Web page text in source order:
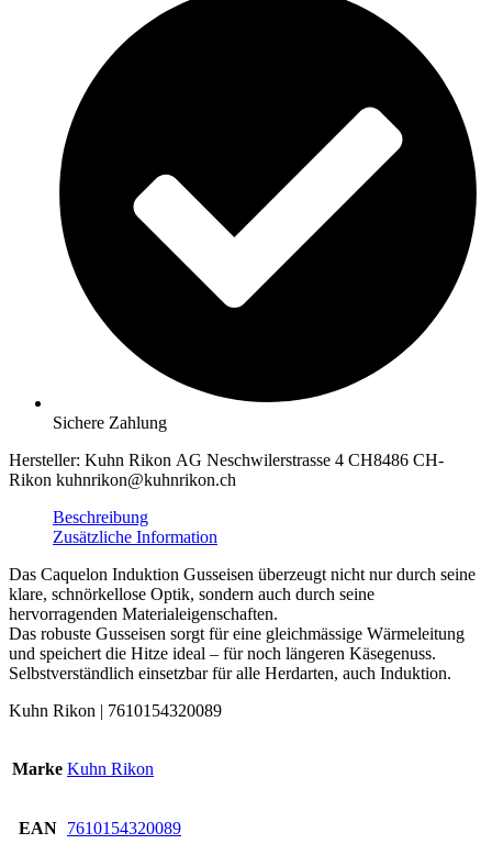
Sichere Zahlung
Hersteller: Kuhn Rikon AG Neschwilerstrasse 4 CH8486 CH-
Rikon kuhnrikon@kuhnrikon.ch
Beschreibung
Zusätzliche Information
Das Caquelon Induktion Gusseisen überzeugt nicht nur durch seine
klare, schnörkellose Optik, sondern auch durch seine
hervorragenden Materialeigenschaften.
Das robuste Gusseisen sorgt für eine gleichmässige Wärmeleitung
und speichert die Hitze ideal – für noch längeren Käsegenuss.
Selbstverständlich einsetzbar für alle Herdarten, auch Induktion.
Kuhn Rikon | 7610154320089
Marke Kuhn Rikon
EAN 7610154320089